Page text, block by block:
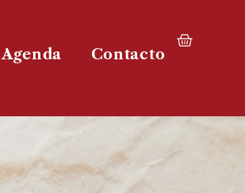
Agenda Contacto